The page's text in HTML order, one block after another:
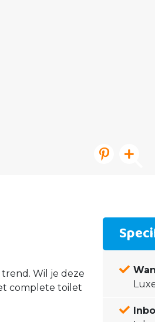
Wil je deze
complete toilet